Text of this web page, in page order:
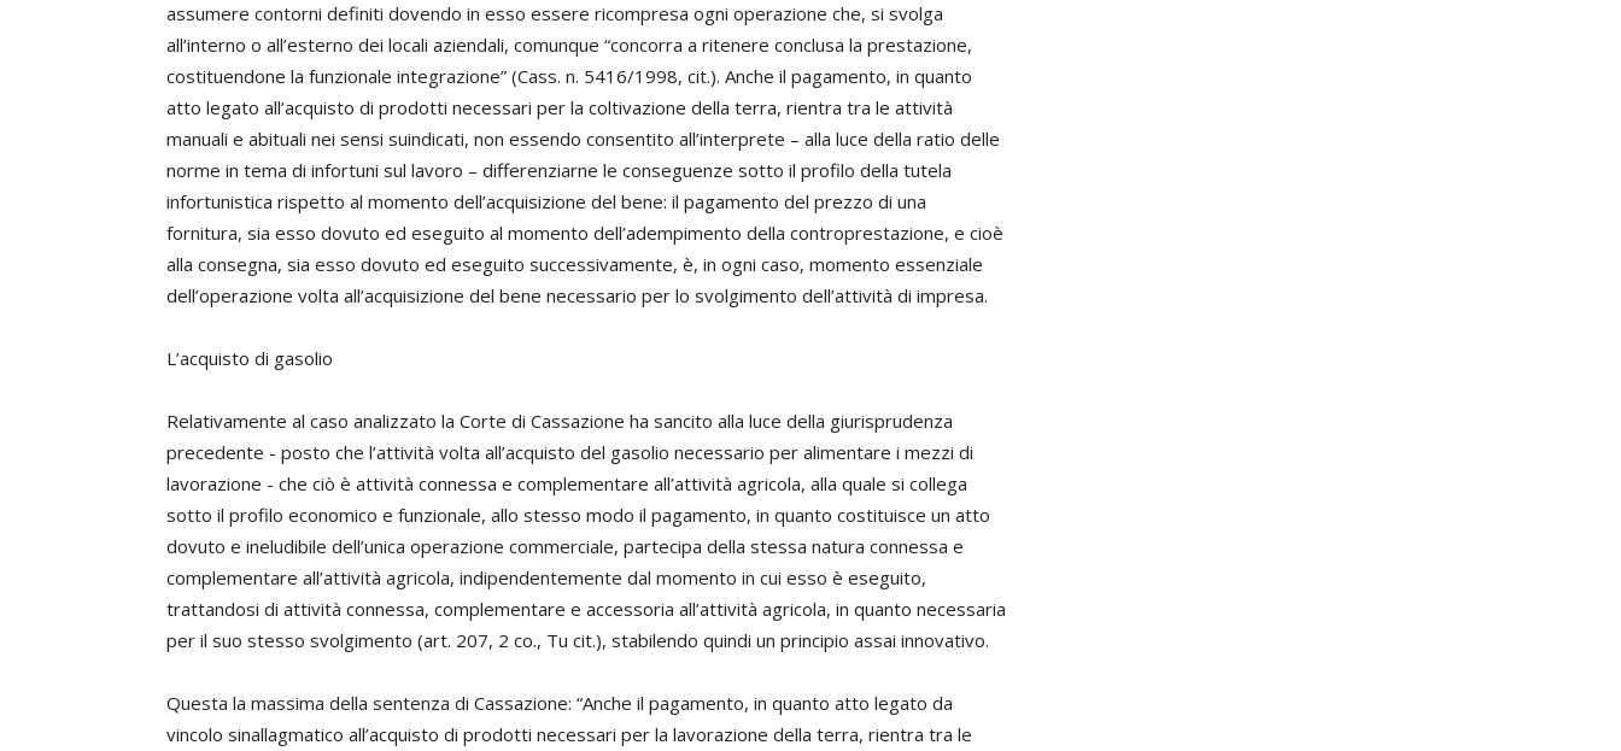
assumere contorni definiti dovendo in esso essere ricompresa ogni operazione che, si svolga
all’interno o all’esterno dei locali aziendali, comunque “concorra a ritenere conclusa la prestazione,
costituendone la funzionale integrazione” (Cass. n. 5416/1998, cit.). Anche il pagamento, in quanto
atto legato all’acquisto di prodotti necessari per la coltivazione della terra, rientra tra le attività
manuali e abituali nei sensi suindicati, non essendo consentito all’interprete – alla luce della ratio delle
norme in tema di infortuni sul lavoro – differenziarne le conseguenze sotto il profilo della tutela
infortunistica rispetto al momento dell’acquisizione del bene: il pagamento del prezzo di una
fornitura, sia esso dovuto ed eseguito al momento dell’adempimento della controprestazione, e cioè
alla consegna, sia esso dovuto ed eseguito successivamente, è, in ogni caso, momento essenziale
dell’operazione volta all’acquisizione del bene necessario per lo svolgimento dell’attività di impresa.
L’acquisto di gasolio
Relativamente al caso analizzato la Corte di Cassazione ha sancito alla luce della giurisprudenza
precedente - posto che l’attività volta all’acquisto del gasolio necessario per alimentare i mezzi di
lavorazione - che ciò è attività connessa e complementare all’attività agricola, alla quale si collega
sotto il profilo economico e funzionale, allo stesso modo il pagamento, in quanto costituisce un atto
dovuto e ineludibile dell’unica operazione commerciale, partecipa della stessa natura connessa e
complementare all’attività agricola, indipendentemente dal momento in cui esso è eseguito,
trattandosi di attività connessa, complementare e accessoria all’attività agricola, in quanto necessaria
per il suo stesso svolgimento (art. 207, 2 co., Tu cit.), stabilendo quindi un principio assai innovativo.
Questa la massima della sentenza di Cassazione: “Anche il pagamento, in quanto atto legato da
vincolo sinallagmatico all’acquisto di prodotti necessari per la lavorazione della terra, rientra tra le